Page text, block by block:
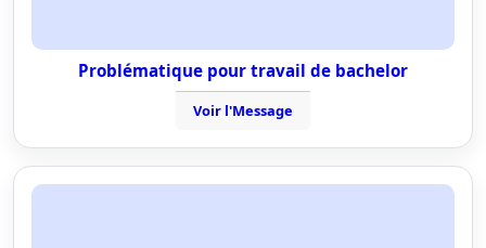
Problématique pour travail de bachelor
Voir l'Message